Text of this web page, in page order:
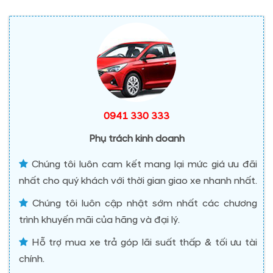
0941 330 333
Phụ trách kinh doanh
Chúng tôi luôn cam kết mang lại mức giá ưu đãi
nhất cho quý khách với thời gian giao xe nhanh nhất.
Chúng tôi luôn cập nhật sớm nhất các chương
trình khuyến mãi của hãng và đại lý.
Hỗ trợ mua xe trả góp lãi suất thấp & tối ưu tài
chính.